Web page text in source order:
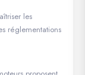
les
réglementations